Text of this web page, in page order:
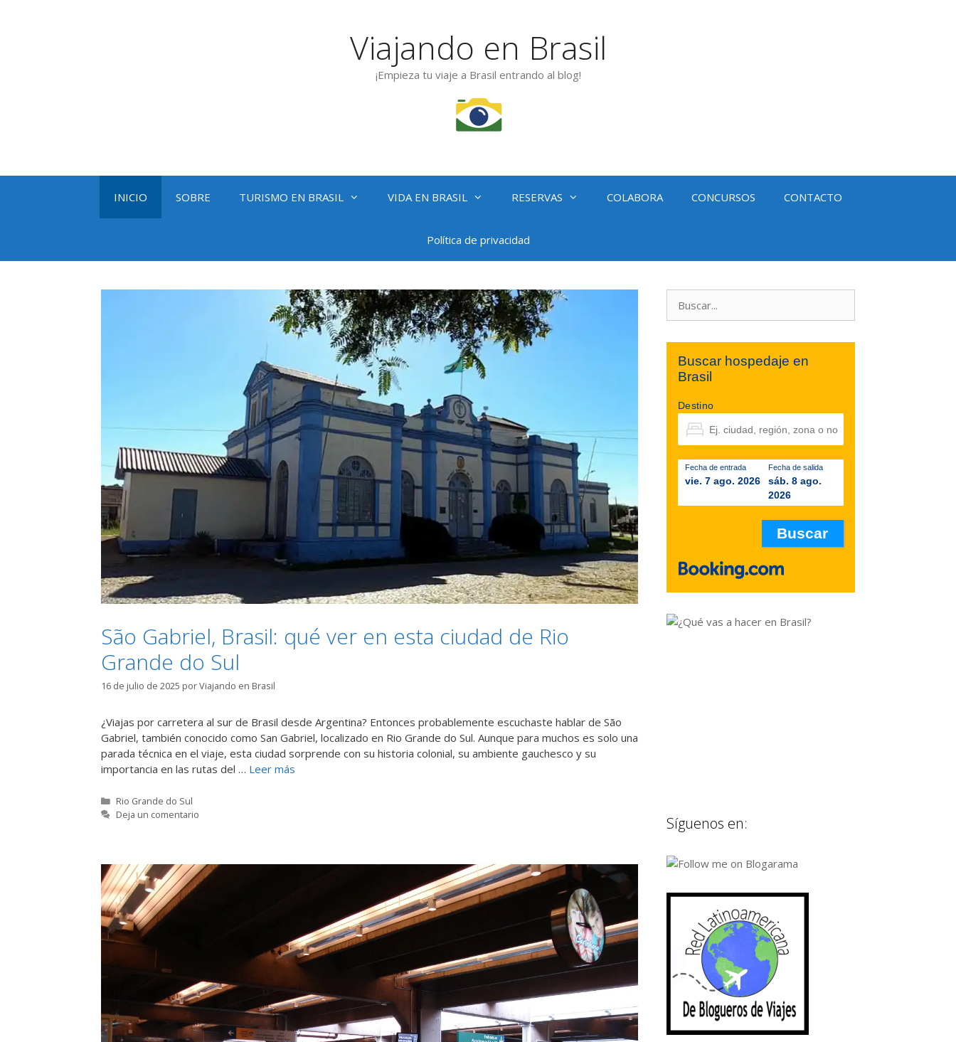
Viajando en Brasil
¡Empieza tu viaje a Brasil entrando al blog!
INICIO SOBRE TURISMO EN BRASIL VIDA EN BRASIL RESERVAS COLABORA CONCURSOS CONTACTO
Política de privacidad
São Gabriel, Brasil: qué ver en esta ciudad de Rio
Grande do Sul
16 de julio de 2025 porViajando en Brasil
¿Viajas por carretera al sur de Brasil desde Argentina? Entonces probablemente escuchaste hablar de São
Gabriel, también conocido como San Gabriel, localizado en Rio Grande do Sul. Aunque para muchos es solo una
parada técnica en el viaje, esta ciudad sorprende con su historia colonial, su ambiente gauchesco y su
importancia en las rutas del … Leer más
Categorías
Rio Grande do Sul
Deja un comentario
Buscar hospedaje en
Brasil
Destino
Fecha de entrada
vie. 7 ago. 2026
Fecha de salida
sáb. 8 ago.
2026
Síguenos en: